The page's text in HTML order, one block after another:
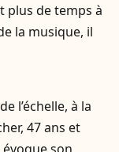
plus de temps à
la musique, il
l’échelle, à la
47 ans et